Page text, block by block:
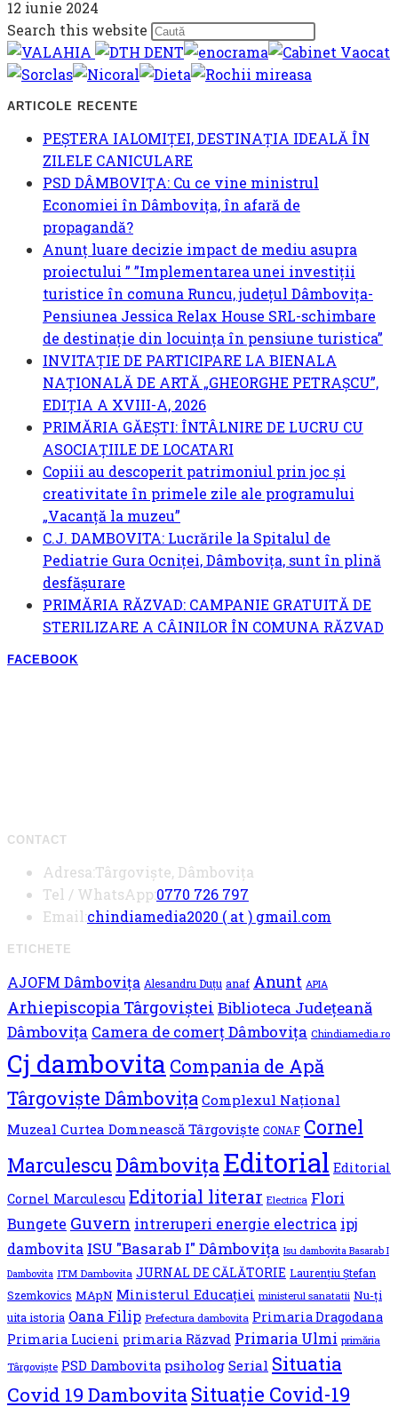
12 iunie 2024
Search this website
Press
Escape
search
ARTICOLE RECENTE
PEȘTERA IALOMIȚEI, DESTINAȚIA IDEALĂ ÎN
ZILELE CANICULARE
PSD DÂMBOVIȚA: Cu ce vine ministrul
Economiei în Dâmbovița, în afară de
propagandă?
Anunț luare decizie impact de mediu asupra
proiectului ” ”Implementarea unei investiții
turistice în comuna Runcu, județul Dâmbovița-
Pensiunea Jessica Relax House SRL-schimbare
de destinație din locuința în pensiune turistica”
INVITAȚIE DE PARTICIPARE LA BIENALA
NAȚIONALĂ DE ARTĂ „GHEORGHE PETRAȘCU”,
EDIŢIA A XVIII-A, 2026
PRIMĂRIA GĂEȘTI: ÎNTÂLNIRE DE LUCRU CU
ASOCIAȚIILE DE LOCATARI
Copiii au descoperit patrimoniul prin joc și
creativitate în primele zile ale programului
„Vacanță la muzeu”
C.J. DAMBOVITA: Lucrările la Spitalul de
Pediatrie Gura Ocniței, Dâmbovița, sunt în plină
desfășurare
PRIMĂRIA RĂZVAD: CAMPANIE GRATUITĂ DE
STERILIZARE A CÂINILOR ÎN COMUNA RĂZVAD
FACEBOOK
CONTACT
Adresa:Târgoviște, Dâmbovița
Tel / WhatsApp:0770 726 797
in
Email:chindiamedia2020 ( at ) gmail.com
ETICHETE
AJOFM Dâmbovița Alesandru Duțu anaf Anunt APIA
Arhiepiscopia Târgoviștei Biblioteca Județeană
Dâmbovița Camera de comerț Dâmbovița Chindiamedia.ro
Cj dambovita Compania de Apă
Târgoviște Dâmbovița Complexul Național
Muzeal Curtea Domnească Târgoviște CONAF Cornel
MarculescuDâmbovițaEditorial Editorial
Cornel Marculescu Editorial literar Electrica Flori
Bungete Guvern intreruperi energie electrica ipj
dambovita ISU "Basarab I" Dâmbovița Isu dambovita Basarab I
Dambovita ITM Dambovita JURNAL DE CĂLĂTORIE Laurențiu Ștefan
Szemkovics MApN Ministerul Educației ministerul sanatatii Nu-ți
uita istoria Oana Filip Prefectura dambovita Primaria Dragodana
Primaria Lucieni primaria Răzvad Primaria Ulmi primăria
Târgoviște PSD Dambovita psiholog Serial Situatia
Covid 19 Dambovita Situație Covid-19